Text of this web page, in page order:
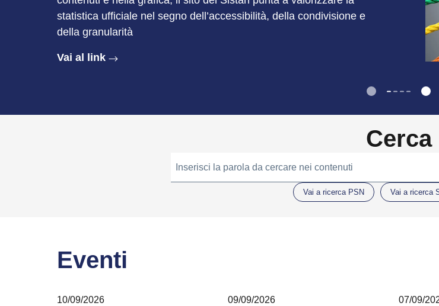
statistica ufficiale nel segno dell’accessibilità, della condivisione e
della granularità
Vai al link
Cerca
Inserisci la parola da cercare nei contenuti
Vai a ricerca PSN Vai a ricerca
Eventi
10/09/2026 09/09/2026 07/09/